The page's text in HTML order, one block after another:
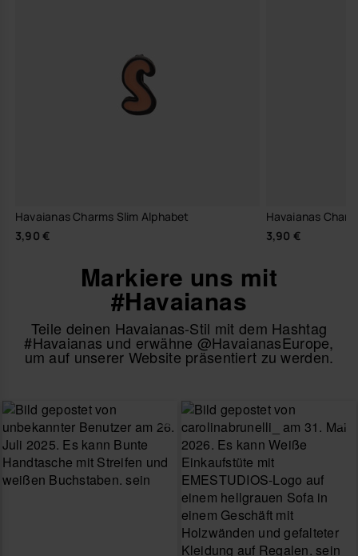
Havaianas Charms Slim Alphabet
3,90 €
Havaianas
3,90 €
Markiere uns mit
#Havaianas
Teile deinen Havaianas-Stil mit dem Hashtag
#Havaianas und erwähne @HavaianasEurope,
um auf unserer Website präsentiert zu werden.